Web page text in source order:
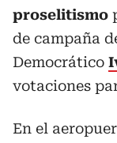
proselitismo
de campaña
Democrático
votaciones
En el